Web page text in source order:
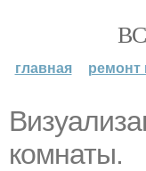
главная ремонт
комнаты.